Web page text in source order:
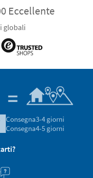
Eccellente
globali
Consegna3-4 giorni
Consegna4-5 giorni